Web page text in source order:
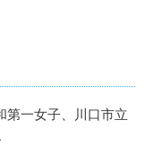
一女子、川口市立